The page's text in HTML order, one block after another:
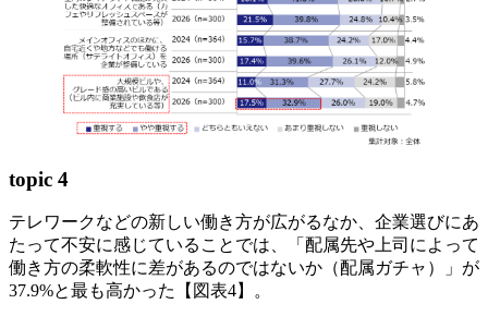
topic 4
テレワークなどの新しい働き方が広がるなか、企業選びにあ
たって不安に感じていることでは、「配属先や上司によって
働き方の柔軟性に差があるのではないか（配属ガチャ）」が
37.9%と最も高かった【図表4】。